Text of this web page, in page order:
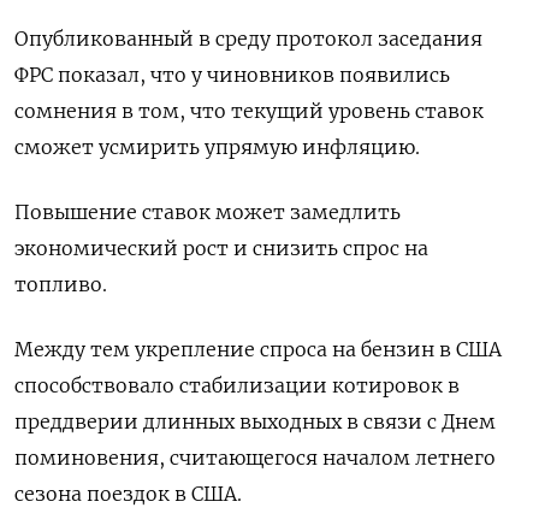
Опубликованный в среду протокол заседания
ФРС показал, что у чиновников появились
сомнения в том, что текущий уровень ставок
сможет усмирить упрямую инфляцию.
Повышение ставок может замедлить
экономический рост и снизить спрос на
топливо.
Между тем укрепление спроса на бензин в США
способствовало стабилизации котировок в
преддверии длинных выходных в связи с Днем
поминовения, считающегося началом летнего
сезона поездок в США.